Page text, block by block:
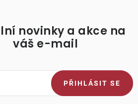
novinky a akce na
váš e-mail
PŘIHLÁSIT SE